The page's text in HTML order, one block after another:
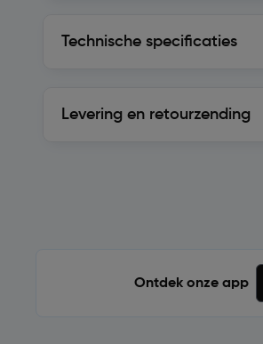
Technische specificaties
Levering en retourzending
Ontdek onze app